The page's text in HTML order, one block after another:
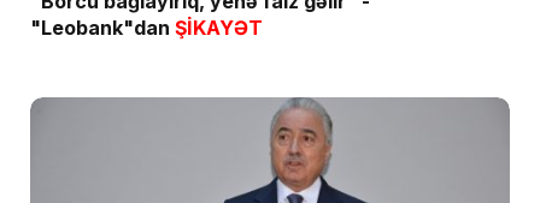
"Leobank"dan ŞİKAYƏT